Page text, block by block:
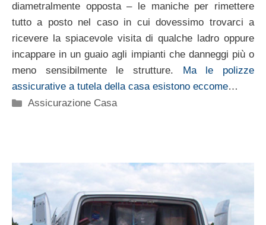
diametralmente opposta – le maniche per rimettere
tutto a posto nel caso in cui dovessimo trovarci a
ricevere la spiacevole visita di qualche ladro oppure
incappare in un guaio agli impianti che danneggi più o
meno sensibilmente le strutture.
Ma le polizze
assicurative a tutela della casa esistono eccome…
Categorie
Assicurazione Casa